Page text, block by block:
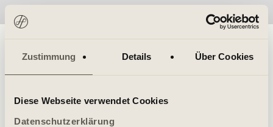
Zustimmung Details Über Cookies
Diese Webseite verwendet Cookies
Datenschutzerklärung